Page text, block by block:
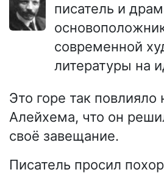
писатель и
современной
литературы на
Это горе так
Алейхема, что он
своё завещание.
Писатель просил